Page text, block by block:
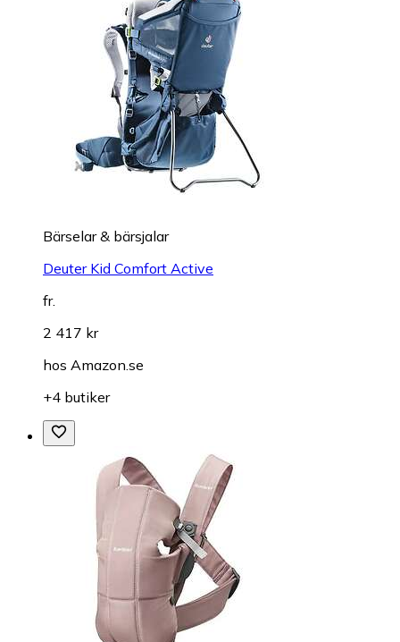
Bärselar & bärsjalar
Deuter Kid Comfort Active
fr.
2 417 kr
hos Amazon.se
+4 butiker